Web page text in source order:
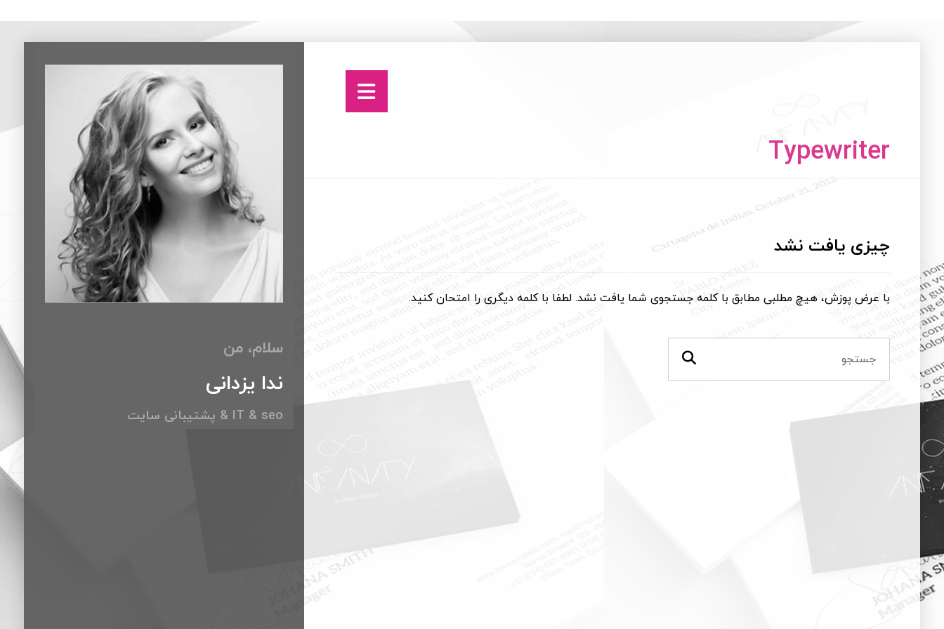
سلام،من
ندا یزدانی
IT & seo & پشتیبانی سایت
Typewriter
چیزی یافت نشد
با عرض پوزش، هیچ مطلبی مطابق با کلمه جستجوی شما یافت نشد. لطفا با کلمه دیگری را امتحان کنید.